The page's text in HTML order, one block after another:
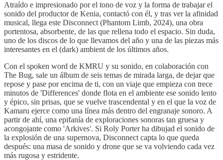
Atraído e impresionado por el tono de voz y la forma de trabajar el
sonido del productor de Kenia, contactó con él, y tras ver la afinidad
musical, llega este Disconnect (Phantom Limb, 2024), una obra
portentosa, absorbente, de las que rellena todo el espacio. Sin duda,
uno de los discos de lo que llevamos del año y una de las piezas más
interesantes en el (dark) ambient de los últimos años.
Con el spoken word de KMRU y su sonido, en colaboración con
The Bug, sale un álbum de seis temas de mirada larga, de dejar que
repose y pase por encima de ti, con un viaje que empieza con trece
minutos de 'Differences' donde flota en el ambiente ese sonido lento
y épico, sin prisas, que se vuelve trascendental y en el que la voz de
Kamaru ejerce como una línea más dentro del engranaje sonoro. A
partir de ahí, una epifanía de exploraciones sonoras tan gruesa y
acongojante como 'Arkives'. Si Roly Porter ha dibujad el sonido de
la explosión de una supernova, Disconnect capta lo que queda
después: una masa de sonido y drone que se va volviendo cada vez
más rugosa y estridente.